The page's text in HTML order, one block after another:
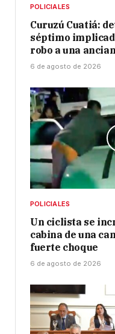
POLICIALES
Curuzú Cuatiá:
séptimo
robo a una
6 de agosto de 2026
POLICIALES
Un ciclista se
cabina de una
fuerte choque
6 de agosto de 2026